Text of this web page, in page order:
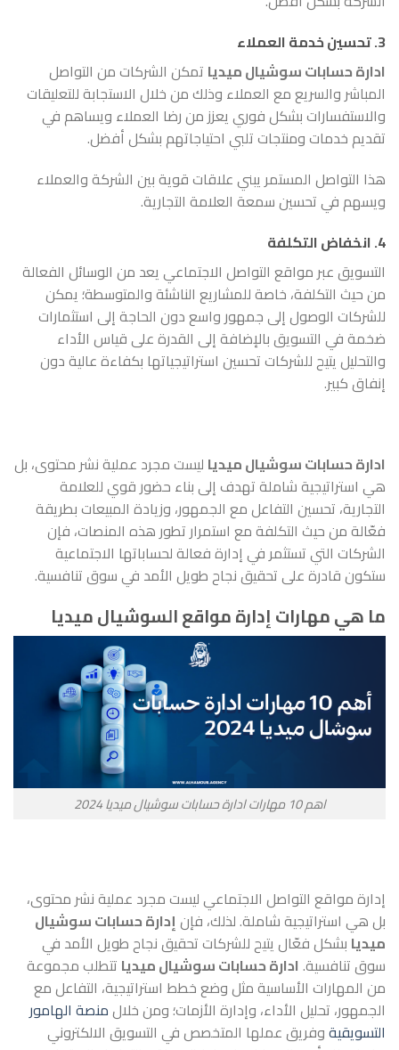
3. تحسين خدمة العملاء
ادارة حسابات سوشيال ميديا تمكن الشركات من التواصل
المباشر والسريع مع العملاء وذلك من خلال الاستجابة للتعليقات
والاستفسارات بشكل فوري يعزز من رضا العملاء ويساهم في
تقديم خدمات ومنتجات تلبي احتياجاتهم بشكل أفضل.
هذا التواصل المستمر يبني علاقات قوية بين الشركة والعملاء
ويسهم في تحسين سمعة العلامة التجارية.
4. انخفاض التكلفة
التسويق عبر مواقع التواصل الاجتماعي يعد من الوسائل الفعالة
من حيث التكلفة، خاصة للمشاريع الناشئة والمتوسطة؛ يمكن
للشركات الوصول إلى جمهور واسع دون الحاجة إلى استثمارات
ضخمة في التسويق بالإضافة إلى القدرة على قياس الأداء
والتحليل يتيح للشركات تحسين استراتيجياتها بكفاءة عالية دون
إنفاق كبير.
ادارة حسابات سوشيال ميديا ليست مجرد عملية نشر محتوى، بل
هي استراتيجية شاملة تهدف إلى بناء حضور قوي للعلامة
التجارية، تحسين التفاعل مع الجمهور، وزيادة المبيعات بطريقة
فعّالة من حيث التكلفة مع استمرار تطور هذه المنصات، فإن
الشركات التي تستثمر في إدارة فعالة لحساباتها الاجتماعية
ستكون قادرة على تحقيق نجاح طويل الأمد في سوق تنافسية.
ما هي مهارات إدارة مواقع السوشيال ميديا
اهم 10 مهارات ادارة حسابات سوشيال ميديا 2024
إدارة مواقع التواصل الاجتماعي ليست مجرد عملية نشر محتوى،
بل هي استراتيجية شاملة. لذلك، فإنإدارة حسابات سوشيال
ميديا بشكل فعّال يتيح للشركات تحقيق نجاح طويل الأمد في
سوق تنافسية. ادارة حسابات سوشيال ميديا تتطلب مجموعة
من المهارات الأساسية مثل وضع خطط استراتيجية، التفاعل مع
الجمهور، تحليل الأداء، وإدارة الأزمات؛ ومن خلالمنصة الهامور
التسويقيةوفريق عملها المتخصص في التسويق الالكتروني